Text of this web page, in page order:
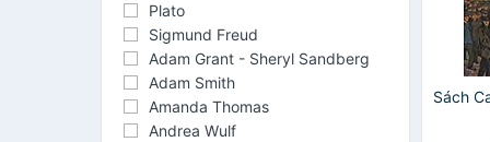
Plato
Sigmund Freud
Adam Grant - Sheryl Sandberg
Adam Smith
Amanda Thomas
Andrea Wulf
Sách